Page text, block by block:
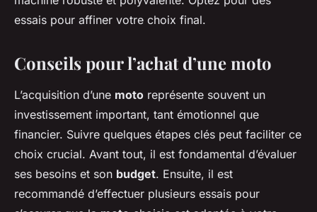
essais pour affiner votre choix final.
Conseils pour l’achat d’une moto
L’acquisition d’une moto représente souvent un
investissement important, tant émotionnel que
financier. Suivre quelques étapes clés peut faciliter ce
choix crucial. Avant tout, il est fondamental d’évaluer
ses besoins et son budget. Ensuite, il est
recommandé d’effectuer plusieurs essais pour